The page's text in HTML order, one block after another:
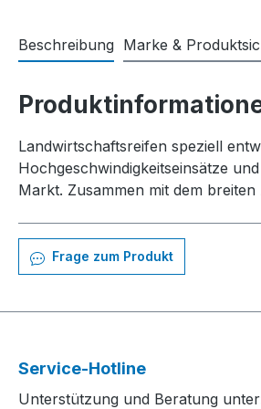
Beschreibung Marke &
Landwirtschaftsreifen speziell
Hochgeschwindigkeitseinsätze
Markt. Zusammen mit dem
Frage zum Produkt
Service-Hotline
Unterstützung und Beratung